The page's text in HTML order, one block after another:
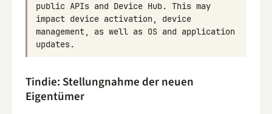
public APIs and Device Hub. This may
impact device activation,
device
management, as well as OS and application
updates.
Tindie: Stellungnahme der neuen
Eigentümer